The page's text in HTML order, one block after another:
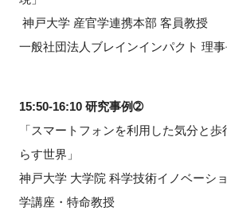
神戸大学 産官学連携本部 客員教授
一般社団法人ブレインインパクト
15:50-16:10 研究事例➁
「スマートフォンを利用した気分と
らす世界」
神戸大学 大学院 科学技術イノベーシ
学講座・特命教授